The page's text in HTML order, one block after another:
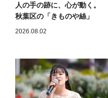
人の手の跡に、心が動く。
秋葉区の「きものや絲」
2026.08.02